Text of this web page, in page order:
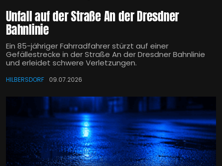
Unfall auf der Straße An der Dresdner
Bahnlinie
Ein 85-jähriger Fahrradfahrer stürzt auf einer
Gefällestrecke in der Straße An der Dresdner Bahnlinie
und erleidet schwere Verletzungen.
HILBERSDORF 09.07.2026